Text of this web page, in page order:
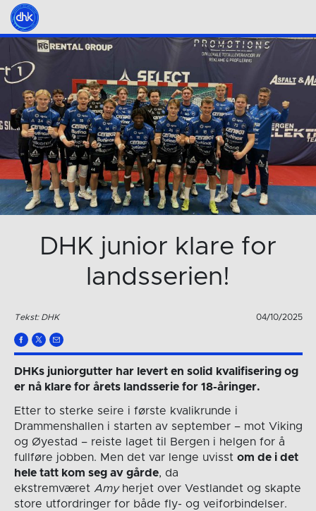
DHK junior klare for
landsserien!
Tekst: DHK 04/10/2025
DHKs juniorgutter har levert en solid kvalifisering og
er nå klare for årets landsserie for 18-åringer.
Etter to sterke seire i første kvalikrunde i
Drammenshallen i starten av september – mot Viking
og Øyestad – reiste laget til Bergen i helgen for å
fullføre jobben. Men det var lenge uvisst om de i det
hele tatt kom seg av gårde, da
ekstremværet Amyherjet over Vestlandet og skapte
store utfordringer for både fly- og veiforbindelser.